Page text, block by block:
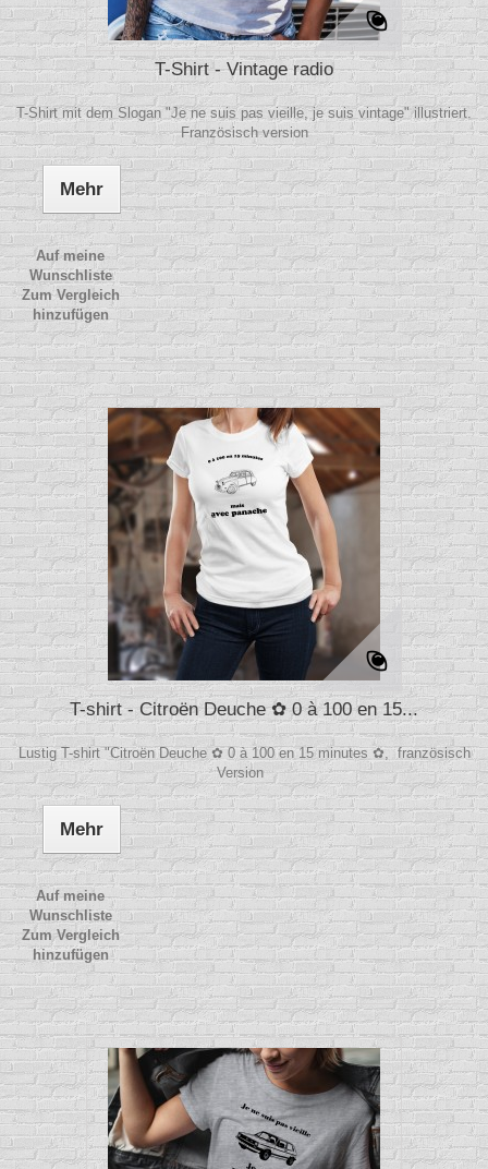
T-Shirt - Vintage radio
T-Shirt mit dem Slogan "Je ne suis pas vieille, je suis vintage" illustriert.
Französisch version
Mehr
Auf meine
Wunschliste
Zum Vergleich
hinzufügen
T-shirt - Citroën Deuche ✿ 0 à 100 en 15...
Lustig T-shirt "Citroën Deuche ✿ 0 à 100 en 15 minutes ✿, französisch
Version
Mehr
Auf meine
Wunschliste
Zum Vergleich
hinzufügen